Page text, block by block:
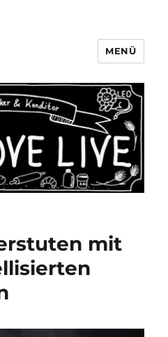
& Konditor
MENÜ
mit